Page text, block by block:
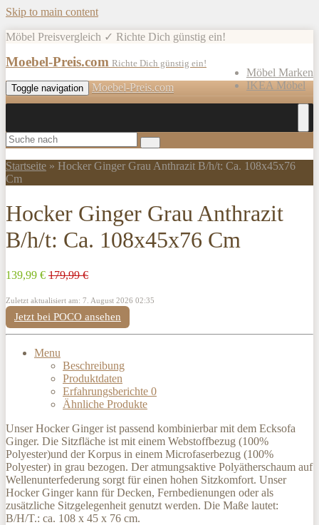
Skip to main content
Möbel Preisvergleich ✓ Richte Dich günstig ein!
Möbel Marken
IKEA Möbel
Moebel-Preis.com Richte Dich günstig ein!
Toggle navigation Moebel-Preis.com
Startseite » Hocker Ginger Grau Anthrazit B/h/t: Ca. 108x45x76
Cm
Hocker Ginger Grau Anthrazit
B/h/t: Ca. 108x45x76 Cm
139,99 € 179,99 €
Zuletzt aktualisiert am: 7. August 2026 02:35
Jetzt bei POCO ansehen
Menu
Beschreibung
Produktdaten
Erfahrungsberichte 0
Ähnliche Produkte
Unser Hocker Ginger ist passend kombinierbar mit dem Ecksofa
Ginger. Die Sitzfläche ist mit einem Webstoffbezug (100%
Polyester)und der Korpus in einem Microfaserbezug (100%
Polyester) in grau bezogen. Der atmungsaktive Polyätherschaum auf
Wellenunterfederung sorgt für einen hohen Sitzkomfort. Unser
Hocker Ginger kann für Decken, Fernbedienungen oder als
zusätzliche Sitzgelegenheit genutzt werden. Die Maße lautet:
B/H/T.: ca. 108 x 45 x 76 cm.